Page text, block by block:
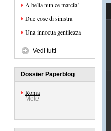
A bella nun ce marcia’
Due cose di sinistra
Una innocua gentilezza
Vedi tutti
Dossier Paperblog
Roma
Mete